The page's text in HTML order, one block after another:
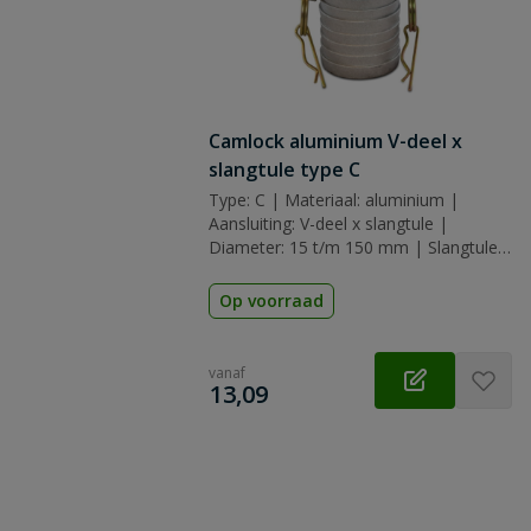
Camlock aluminium V-deel x
slangtule type C
Type: C | Materiaal: aluminium |
Aansluiting: V-deel x slangtule |
Diameter: 15 t/m 150 mm | Slangtule:
(nitrilrubber)
Op voorraad
vanaf
€
13,09